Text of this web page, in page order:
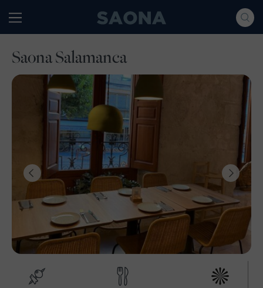
Grupo Saona
Saona Salamanca